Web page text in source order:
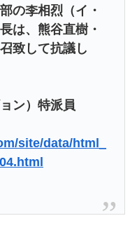
の李相烈（イ・
は、熊谷直樹・
致して抗議し
ン）特派員
site/data/html_